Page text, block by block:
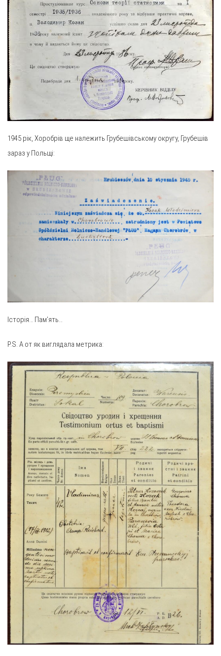
1945 рік, Хоробрів ще належить Грубешівському округу, Грубешів
зараз у Польщі:
Історія… Пам’ять…
P.S. А от як виглядала метрика: